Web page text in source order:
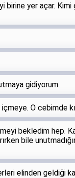
birine yer açar.
gidiyorum.
O cebimde
bekledim hep.
bile
elinden geldiği